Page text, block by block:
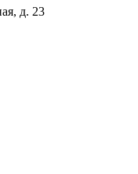
д. 23